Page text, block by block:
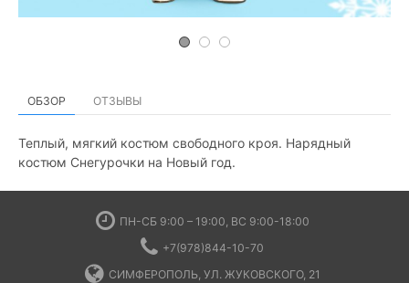
ОБЗОР ОТЗЫВЫ
Теплый, мягкий костюм свободного кроя. Нарядный
костюм Снегурочки на Новый год.
ПН-СБ 9:00 – 19:00, ВС 9:00-18:00
+7(978)844-10-70
СИМФЕРОПОЛЬ, УЛ. ЖУКОВСКОГО, 21